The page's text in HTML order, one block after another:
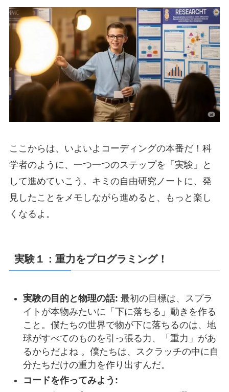
ここからは、いよいよコーディングの本番だ！科
学者のように、一つ一つのステップを「実験」と
して進めていこう。キミの自由研究ノートに、発
見したことをメモしながら進めると、もっと楽し
くなるよ。
実験１：重力をプログラミング！
実験の目的と物理の話: 最初の目標は、スプラ
イトが本物みたいに「下に落ちる」動きを作る
こと。僕たちの世界で物が下に落ちるのは、地
球がすべてのものを引っ張る力、「重力」があ
るからだよね 。僕たちは、スクラッチの中に自
分たちだけの重力を作り出すんだ。
コードを作ってみよう: